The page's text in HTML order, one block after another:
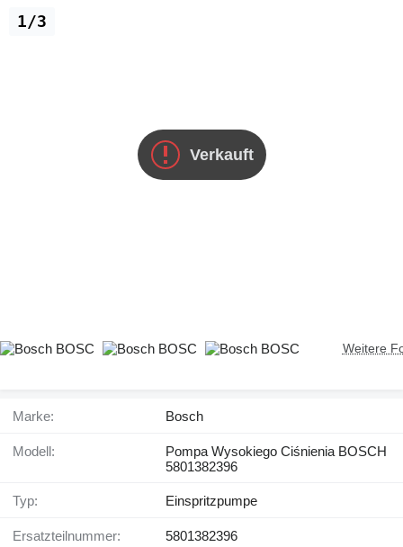
Verkauft
Weitere
1/3
Marke: Bosch
Modell:
Pompa Wysokiego Ciśnienia BOSCH
5801382396
Typ: Einspritzpumpe
Ersatzteilnummer: 5801382396